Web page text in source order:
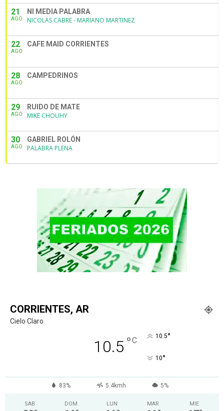
21
AGO
NI MEDIA PALABRA
NICOLAS CABRE - MARIANO MARTINEZ
22
AGO
CAFE MAID CORRIENTES
28
AGO
CAMPEDRINOS
29
AGO
RUIDO DE MATE
MIKE CHOUHY
30
AGO
GABRIEL ROLÓN
PALABRA PLENA
CORRIENTES, AR
Cielo Claro
10.5 °C 10.5°
10°
83% 5.4kmh 5%
SAB DOM LUN MAR MIE